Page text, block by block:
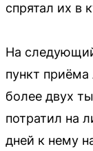
спрятал их в
На
пункт
более двух
потратил на
дней к нему